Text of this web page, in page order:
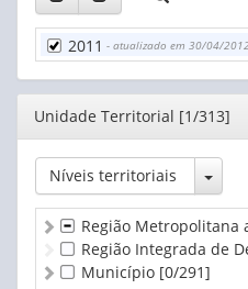
2011 - atualizado em 30/04/
Editor
Unidade Territorial [1/313]
Níveis territoriais
Região Metropolitana
Região Integrada de
Município [0/291]